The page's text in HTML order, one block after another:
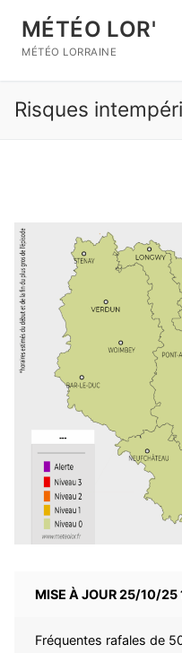
contenu
MÉTÉO LOR'
MÉTÉO LORRAINE
Rechercher :
Risques
MISE À JOUR 25/10/25
Fréquentes rafales de